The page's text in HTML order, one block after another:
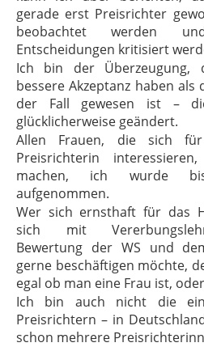
gerade erst Preisrichter
beobachtet werden
Entscheidungen kritisiert
Ich bin der Überzeugung,
bessere Akzeptanz haben als
der Fall gewesen ist –
glücklicherweise geändert.
Allen Frauen, die sich
Preisrichterin
machen, ich wurde
aufgenommen.
Wer sich ernsthaft für das
sich mit
Bewertung der WS und
gerne beschäftigen möchte,
egal ob man eine Frau ist,
Ich bin auch nicht die
Preisrichtern – in
schon mehrere